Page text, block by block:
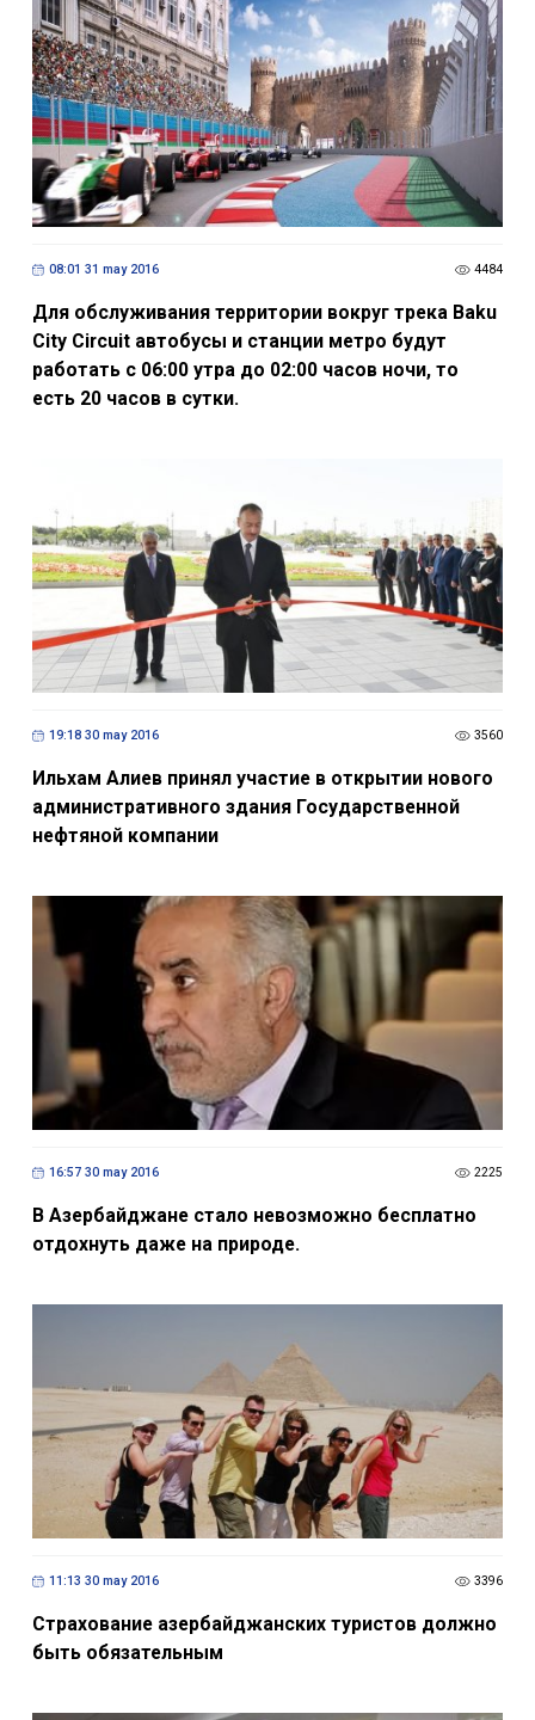
08:01 31 may 2016 4484
Для обслуживания территории вокруг трека Baku
City Circuit автобусы и станции метро будут
работать с 06:00 утра до 02:00 часов ночи, то
есть 20 часов в сутки.
19:18 30 may 2016 3560
Ильхам Алиев принял участие в открытии нового
административного здания Государственной
нефтяной компании
16:57 30 may 2016 2225
В Азербайджане стало невозможно бесплатно
отдохнуть даже на природе.
11:13 30 may 2016 3396
Страхование азербайджанских туристов должно
быть обязательным